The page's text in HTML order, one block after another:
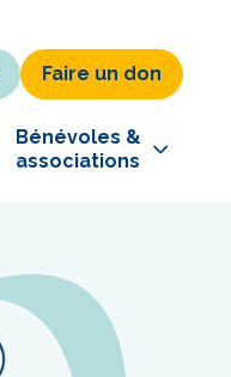
Faire un don
Bénévoles &
associations